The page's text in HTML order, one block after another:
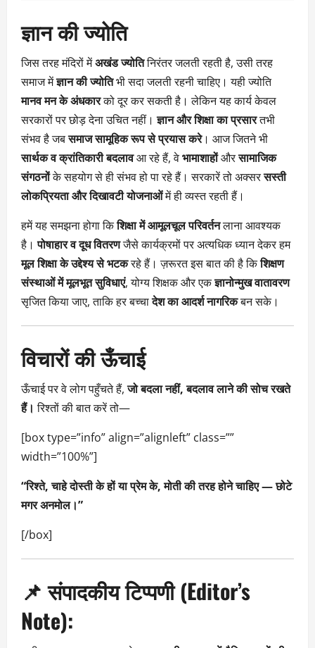
ज्ञान की ज्योति
जिस तरह मंदिरों मेंअखंड ज्योतिनिरंतर जलती रहती है, उसी तरह
समाज मेंज्ञान की ज्योतिभी सदा जलती रहनी चाहिए। यही ज्योति
मानव मन के अंधकारको दूर कर सकती है। लेकिन यह कार्य केवल
सरकारों पर छोड़ देना उचित नहीं।ज्ञान और शिक्षा का प्रसारतभी
संभव है जबसमाज सामूहिक रूप से प्रयास करे। आज जितने भी
सार्थक व क्रांतिकारी बदलावआ रहे हैं, वेभामाशाहोंऔरसामाजिक
संगठनोंके सहयोग से ही संभव हो पा रहे हैं। सरकारें तो अक्सरसस्ती
लोकप्रियता और दिखावटी योजनाओंमें ही व्यस्त रहती हैं।
हमें यह समझना होगा किशिक्षा में आमूलचूल परिवर्तनलाना आवश्यक
है।पोषाहार व दूध वितरणजैसे कार्यक्रमों पर अत्यधिक ध्यान देकर हम
मूल शिक्षा के उद्देश्य से भटकरहे हैं। ज़रूरत इस बात की है किशिक्षण
संस्थाओं में मूलभूत सुविधाएं, योग्य शिक्षक और एकज्ञानोन्मुख वातावरण
सृजित किया जाए, ताकि हर बच्चादेश का आदर्श नागरिकबन सके।
विचारों की ऊँचाई
ऊँचाई पर वे लोग पहुँचते हैं,जो बदला नहीं, बदलाव लाने की सोच रखते
हैं।रिश्तों की बात करें तो—
[box type=”info” align=”alignleft” class=””
width=”100%”]
“रिश्ते, चाहे दोस्ती के हों या प्रेम के, मोती की तरह होने चाहिए — छोटे
मगर अनमोल।”
[/box]
📌 संपादकीय टिप्पणी (Editor’s
Note):